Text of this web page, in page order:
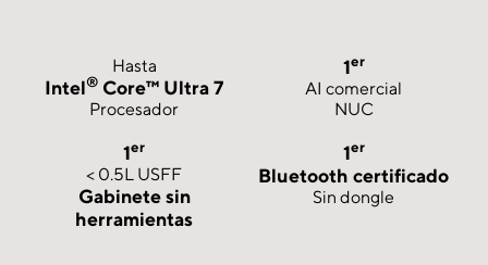
Hasta
Intel® Core™ Ultra 7
Procesador
1er
AI comercial
NUC
1er
< 0.5L USFF
Gabinete sin
herramientas
1er
Bluetooth certificado
Sin dongle